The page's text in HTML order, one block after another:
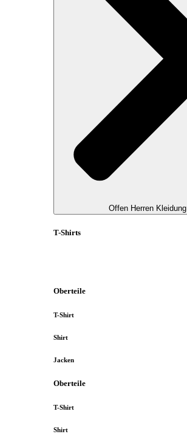
Offen Herren Kleidung
T-Shirts
Oberteile
T-Shirt
Shirt
Jacken
Oberteile
T-Shirt
Shirt